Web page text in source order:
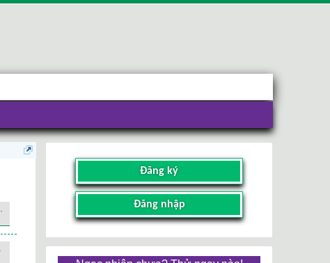
Đăng ký
Đăng nhập